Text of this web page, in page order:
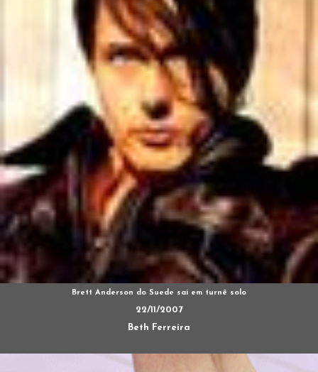
Brett Anderson do Suede sai em turnê solo
22/11/2007
Beth Ferreira